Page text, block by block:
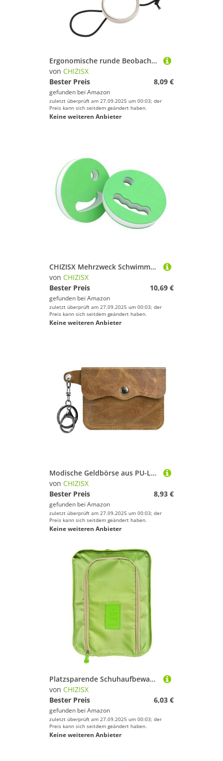
Ergonomische runde Beobachtungsbrille, verstellbar, Unterwasserausrüstung für dauerhafte Drift-Tauchgänge, Tauchen, Rückansicht mit elastischem Seil, Tauchhand
von CHIZISX
Bester Preis
8,09 €
gefunden bei Amazon
zuletzt überprüft am 27.09.2025 um 00:03; der
Preis kann sich seitdem geändert haben.
Keine weiteren Anbieter
CHIZISX Mehrzweck Schwimmwiderstandswerkzeug Mit Weichem Handheld Floating Resistenance Gerät Für Fitness Enthusiasten Verschiedene Ages Portables Übungsausrüstung
von CHIZISX
Bester Preis
10,69 €
gefunden bei Amazon
zuletzt überprüft am 27.09.2025 um 00:03; der
Preis kann sich seitdem geändert haben.
Keine weiteren Anbieter
Modische Geldbörse aus PU-Leder mit Schlüsselbund und organisierten Fächern, kompaktes Kartenetui, braun, Mass Beauty
von CHIZISX
Bester Preis
8,93 €
gefunden bei Amazon
zuletzt überprüft am 27.09.2025 um 00:03; der
Preis kann sich seitdem geändert haben.
Keine weiteren Anbieter
Platzsparende Schuhaufbewahrung, Organizer, wasserdichtes Polyestergewebe, faltbare Reisetasche für Fitnessstudio, Kleidung, Strandzubehör, Sandalen, Aufbewahrungstasche mit Taschen, grün
von CHIZISX
Bester Preis
6,03 €
gefunden bei Amazon
zuletzt überprüft am 27.09.2025 um 00:03; der
Preis kann sich seitdem geändert haben.
Keine weiteren Anbieter